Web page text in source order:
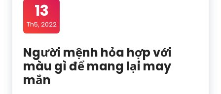
13
Th5, 2022
Người mệnh hỏa hợp với
màu gì để mang lại may
mắn